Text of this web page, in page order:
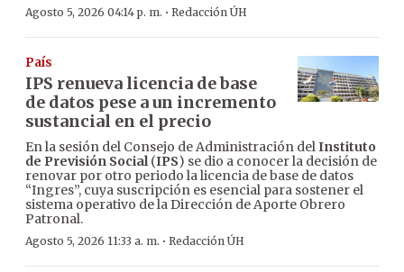
Agosto 5, 2026 04:14 p. m. · Redacción ÚH
País
IPS renueva licencia de base
de datos pese a un incremento
sustancial en el precio
En la sesión del Consejo de Administración delInstituto
de Previsión Social(IPS) se dio a conocer la decisión de
renovar por otro periodo la licencia de base de datos
“Ingres”, cuya suscripción es esencial para sostener el
sistema operativo de la Dirección de Aporte Obrero
Patronal.
Agosto 5, 2026 11:33 a. m. · Redacción ÚH